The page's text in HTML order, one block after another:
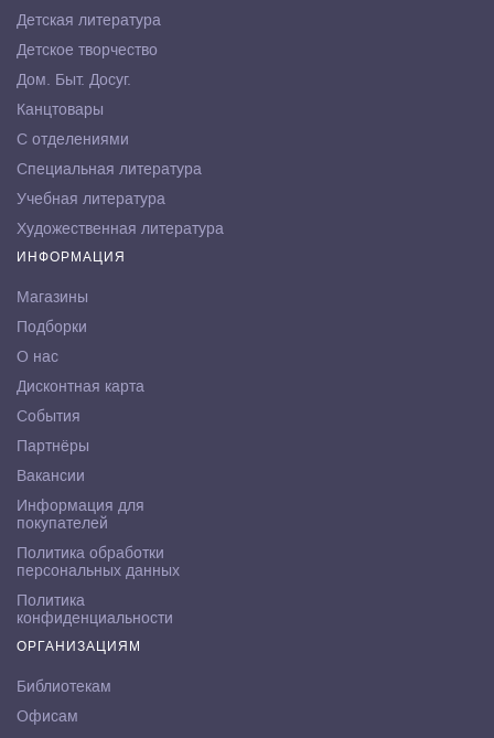
Детская литература
Детское творчество
Дом. Быт. Досуг.
Канцтовары
С отделениями
Специальная литература
Учебная литература
Художественная литература
ИНФОРМАЦИЯ
Магазины
Подборки
О нас
Дисконтная карта
События
Партнёры
Вакансии
Информация для
покупателей
Политика обработки
персональных данных
Политика
конфиденциальности
ОРГАНИЗАЦИЯМ
Библиотекам
Офисам